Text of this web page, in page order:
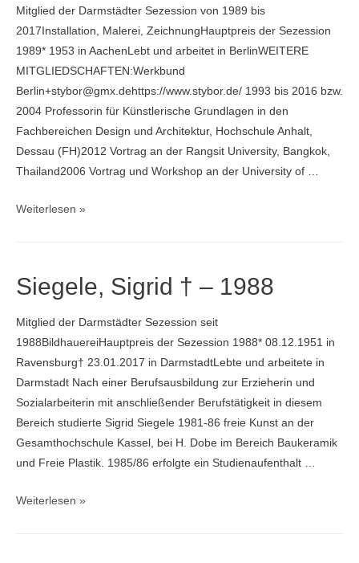
Mitglied der Darmstädter Sezession von 1989 bis
2017Installation, Malerei, ZeichnungHauptpreis der Sezession
1989* 1953 in AachenLebt und arbeitet in BerlinWEITERE
MITGLIEDSCHAFTEN:Werkbund
Berlin+stybor@gmx.dehttps://www.stybor.de/ 1993 bis 2016 bzw.
2004 Professorin für Künstlerische Grundlagen in den
Fachbereichen Design und Architektur, Hochschule Anhalt,
Dessau (FH)2012 Vortrag an der Rangsit University, Bangkok,
Thailand2006 Vortrag und Workshop an der University of …
Stybor,
1989
Weiterlesen »
Siegele, Sigrid † – 1988
Mitglied der Darmstädter Sezession seit
1988BildhauereiHauptpreis der Sezession 1988* 08.12.1951 in
Ravensburg† 23.01.2017 in DarmstadtLebte und arbeitete in
Darmstadt Nach einer Berufsausbildung zur Erzieherin und
Sozialarbeiterin mit anschließender Berufstätigkeit in diesem
Bereich studierte Sigrid Siegele 1981-86 freie Kunst an der
Gesamthochschule Kassel, bei H. Dobe im Bereich Baukeramik
und Freie Plastik. 1985/86 erfolgte ein Studienaufenthalt …
Siegele,
Weiterlesen »